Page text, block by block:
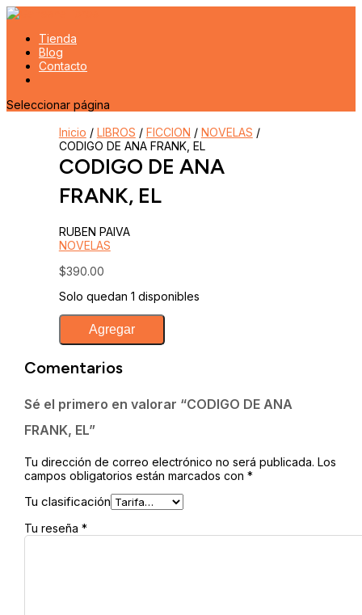
Tienda
Blog
Contacto
Seleccionar página
Inicio / LIBROS / FICCION / NOVELAS /
CODIGO DE ANA FRANK, EL
CODIGO DE ANA
FRANK, EL
RUBEN PAIVA
NOVELAS
$390.00
Solo quedan 1 disponibles
CODIGO
ANA
FRANK,
EL
Agregar
Comentarios
Sé el primero en valorar “CODIGO DE ANA
FRANK, EL”
Tu dirección de correo electrónico no será publicada. Los
campos obligatorios están marcados con *
Tu clasificación
Tu reseña *